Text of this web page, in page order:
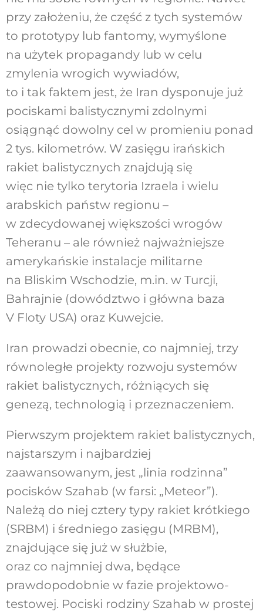
przy założeniu, że część z tych systemów
to prototypy lub fantomy, wymyślone
na użytek propagandy lub w celu
zmylenia wrogich wywiadów,
to i tak faktem jest, że Iran dysponuje już
pociskami balistycznymi zdolnymi
osiągnąć dowolny cel w promieniu ponad
2 tys. kilometrów. W zasięgu irańskich
rakiet balistycznych znajdują się
więc nie tylko terytoria Izraela i wielu
arabskich państw regionu –
w zdecydowanej większości wrogów
Teheranu – ale również najważniejsze
amerykańskie instalacje militarne
na Bliskim Wschodzie, m.in. w Turcji,
Bahrajnie (dowództwo i główna baza
V Floty USA) oraz Kuwejcie.
Iran prowadzi obecnie, co najmniej, trzy
równoległe projekty rozwoju systemów
rakiet balistycznych, różniących się
genezą, technologią i przeznaczeniem.
Pierwszym projektem rakiet balistycznych,
najstarszym i najbardziej
zaawansowanym, jest „linia rodzinna”
pocisków Szahab (w farsi: „Meteor”).
Należą do niej cztery typy rakiet krótkiego
(SRBM) i średniego zasięgu (MRBM),
znajdujące się już w służbie,
oraz co najmniej dwa, będące
prawdopodobnie w fazie projektowo-
testowej. Pociski rodziny Szahab w prostej